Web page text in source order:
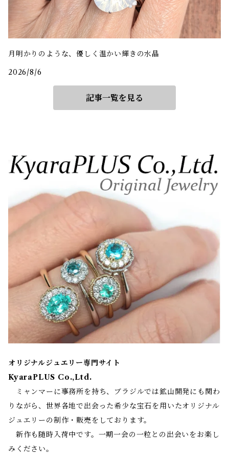
月明かりのような、優しく温かい輝きの水晶
2026/8/6
記事一覧を見る
オリジナルジュエリー専門サイト
KyaraPLUS Co.,Ltd.
ミャンマーに事務所を持ち、ブラジルでは鉱山開発にも関わ
りながら、世界各地で出会った希少な宝石を用いたオリジナル
ジュエリーの制作・販売をしております。
新作も随時入荷中です。一期一会の一粒との出会いをお楽し
みください。